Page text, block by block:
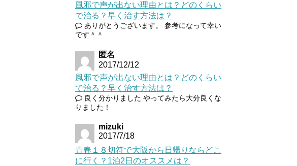
風邪で声が出ない理由とは？どのくらい
で治る？早く治す方法は？
ありがとうございます。 参考になって幸い
です＾＾
匿名
2017/12/12
風邪で声が出ない理由とは？どのくらい
で治る？早く治す方法は？
良く分かりました やってみたら大分良くな
りました！
mizuki
2017/7/18
青春１８切符で大阪から日帰りならどこ
に行く？1泊2日のオススメは？